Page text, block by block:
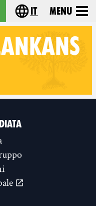
Choose your
it Menu